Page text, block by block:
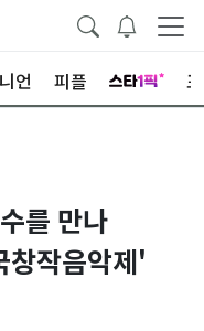
언 피플
를 만나
작음악제'